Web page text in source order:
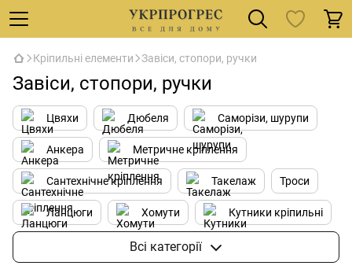
Кріпильні елементи Завіси, стопори, ручки
Завіси, стопори, ручки
Цвяхи Дюбеля Саморізи, шурупи
Анкера Метричне кріплення
Сантехнічне кріплення Такелаж Троси
Ланцюги Хомути Кутники кріпильні
Завіси, стопори, ручкиВсі категорії